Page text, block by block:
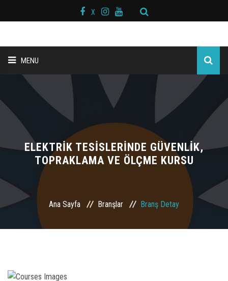
X
MENU
ANA SAYFA
BAŞKAN MESAJI
HAKKIMIZDA
KURS MERKEZLERİ
BRANŞLAR
UZEM
ELEKTRİK TESİSLERİNDE GÜVENLİK,
TOPRAKLAMA VE ÖLÇME KURSU
Ana Sayfa Branşlar Branş Detay